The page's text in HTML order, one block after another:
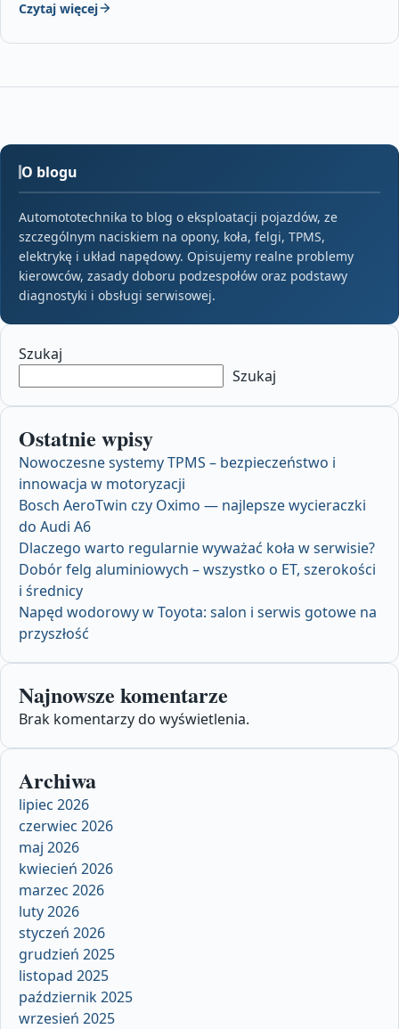
Czytaj więcej
O blogu
Automototechnika to blog o eksploatacji pojazdów, ze
szczególnym naciskiem na opony, koła, felgi, TPMS,
elektrykę i układ napędowy. Opisujemy realne problemy
kierowców, zasady doboru podzespołów oraz podstawy
diagnostyki i obsługi serwisowej.
Szukaj
Szukaj
Ostatnie wpisy
Nowoczesne systemy TPMS – bezpieczeństwo i
innowacja w motoryzacji
Bosch AeroTwin czy Oximo — najlepsze wycieraczki
do Audi A6
Dlaczego warto regularnie wyważać koła w serwisie?
Dobór felg aluminiowych – wszystko o ET, szerokości
i średnicy
Napęd wodorowy w Toyota: salon i serwis gotowe na
przyszłość
Najnowsze komentarze
Brak komentarzy do wyświetlenia.
Archiwa
lipiec 2026
czerwiec 2026
maj 2026
kwiecień 2026
marzec 2026
luty 2026
styczeń 2026
grudzień 2025
listopad 2025
październik 2025
wrzesień 2025